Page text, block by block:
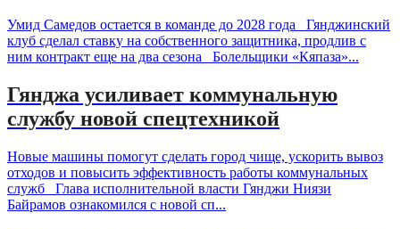
Умид Самедов остается в команде до 2028 года Гянджинский
клуб сделал ставку на собственного защитника, продлив с
ним контракт еще на два сезона Болельщики «Кяпаза»...
Гянджа усиливает коммунальную
службу новой спецтехникой
Новые машины помогут сделать город чище, ускорить вывоз
отходов и повысить эффективность работы коммунальных
служб Глава исполнительной власти Гянджи Ниязи
Байрамов ознакомился с новой сп...